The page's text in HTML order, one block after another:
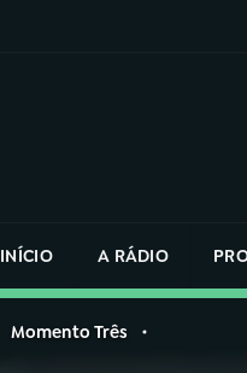
INÍCIO
A RÁDIO
Momento Três